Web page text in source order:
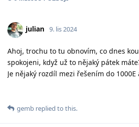
julian 9. lis 2024
Ahoj, trochu to tu obnovím, co dnes
spokojeni, když už to nějaký pátek
Je nějaký rozdíl mezi řešením do 1000E
gemb replied to this.